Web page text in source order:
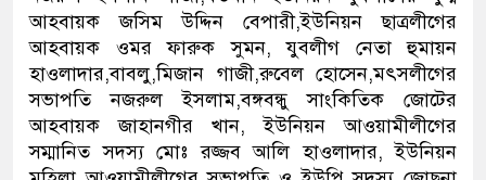
আহবায়ক জসিম উদ্দিন বেপারী,ইউনিয়ন ছাত্রলীগের
আহবায়ক ওমর ফারুক সুমন, যুবলীগ নেতা হুমায়ন
হাওলাদার,বাবলু,মিজান গাজী,রুবেল হোসেন,মৎসলীগের
সভাপতি নজরুল ইসলাম,বঙ্গবন্ধু সাংকিতিক জোটের
আহবায়ক জাহানগীর খান, ইউনিয়ন আওয়ামীলীগের
সম্মানিত সদস্য মোঃ রজ্জব আলি হাওলাদার, ইউনিয়ন